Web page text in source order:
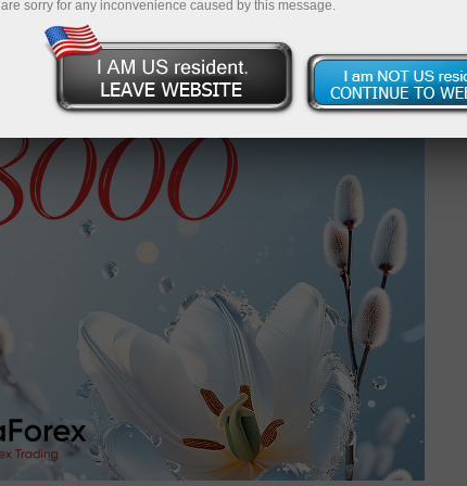
эмоций!
Регистрация
sorry for any inconvenience caused by this message.